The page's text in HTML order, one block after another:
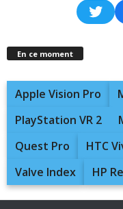
En ce moment
Apple Vision Pro
PlayStation VR 2
Quest Pro
HTC
Valve Index
HP